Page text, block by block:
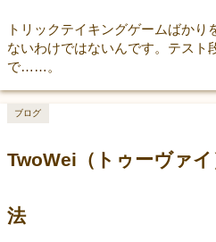
トリックテイキングゲームばか
ないわけではないんです。テスト
で……。
TwoWei（トゥーヴァ
法
ブログ